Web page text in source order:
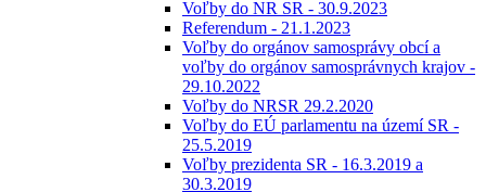
Voľby do NR SR - 30.9.2023
Referendum - 21.1.2023
Voľby do orgánov samosprávy obcí a
voľby do orgánov samosprávnych krajov -
29.10.2022
Voľby do NRSR 29.2.2020
Voľby do EÚ parlamentu na území SR -
25.5.2019
Voľby prezidenta SR - 16.3.2019 a
30.3.2019